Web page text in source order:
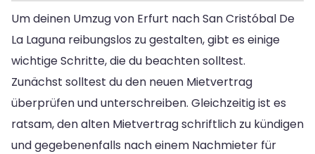
Um deinen Umzug von Erfurt nach San Cristóbal De
La Laguna reibungslos zu gestalten, gibt es einige
wichtige Schritte, die du beachten solltest.
Zunächst solltest du den neuen Mietvertrag
überprüfen und unterschreiben. Gleichzeitig ist es
ratsam, den alten Mietvertrag schriftlich zu kündigen
und gegebenenfalls nach einem Nachmieter für